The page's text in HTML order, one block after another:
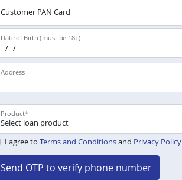
Customer PAN Card
Date of Birth (must be 18+)
Address
Product*
I agree to Terms and Conditionsand Privacy Policy
Send OTP to verify phone number